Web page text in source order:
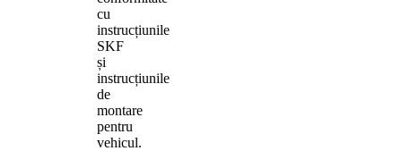
cu
instrucțiunile
SKF
și
instrucțiunile
de
montare
pentru
vehicul.